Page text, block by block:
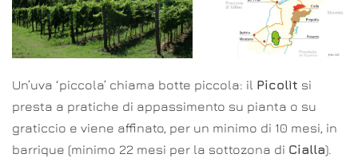
Un’uva ‘piccola’ chiama botte piccola: il Picolìt si
presta a pratiche di appassimento su pianta o su
graticcio e viene affinato, per un minimo di 10 mesi, in
barrique (minimo 22 mesi per la sottozona di Cialla).